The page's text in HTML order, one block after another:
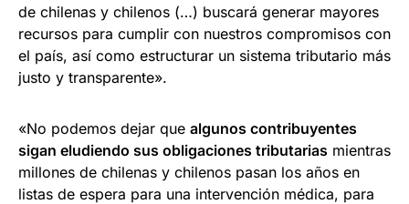
de chilenas y chilenos (…) buscará generar mayores
recursos para cumplir con nuestros compromisos con
el país, así como estructurar un sistema tributario más
justo y transparente».
«No podemos dejar que algunos contribuyentes
sigan eludiendo sus obligaciones tributarias mientras
millones de chilenas y chilenos pasan los años en
listas de espera para una intervención médica, para